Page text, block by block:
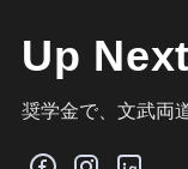
Up Next
奨学金で、文武両